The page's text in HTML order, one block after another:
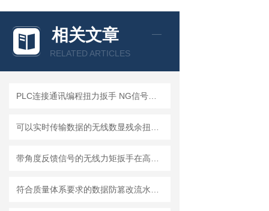
相关文章
RELATED ARTICLES